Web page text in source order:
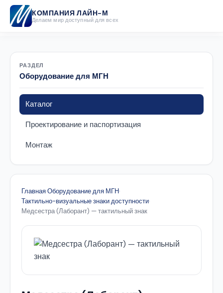
КОМПАНИЯ ЛАЙН-М
Делаем мир доступный для всех
РАЗДЕЛ
Оборудование для МГН
Каталог
Проектирование и паспортизация
Монтаж
Главная·Оборудование для МГН·
Тактильно-визуальные знаки доступности·
Медсестра (Лаборант) — тактильный знак